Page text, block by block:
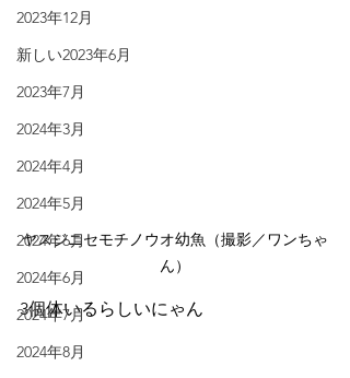
2023年12月
新しい2023年6月
2023年7月
2024年3月
2024年4月
2024年5月
2024年6月
2024年6月
2024年7月
2024年8月
ヤスジニセモチノウオ幼魚（撮影／ワンちゃ
ん）
3個体いるらしいにゃん